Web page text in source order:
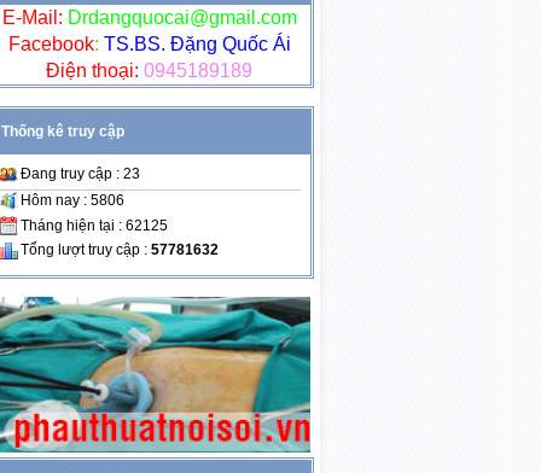
E-Mail: Drdangquocai@gmail.com
Facebook: TS.BS. Đặng Quốc Ái
Điện thoại: 0945189189
Thống kê truy cập
Đang truy cập : 23
Hôm nay : 5806
Tháng hiện tại : 62125
Tổng lượt truy cập : 57781632